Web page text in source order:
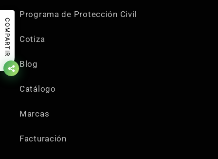
Programa de Protección Civil
Cotiza
Blog
Catálogo
Marcas
Facturación
COMPARTIR